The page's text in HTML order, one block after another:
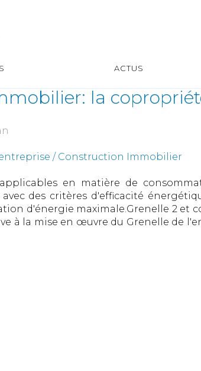
ACTUS
la
/ Construction Immobilier
en matière de
des critères d'efficacité
d'énergie maximale.Grenelle 2 et
à la mise en œuvre du Grenelle de